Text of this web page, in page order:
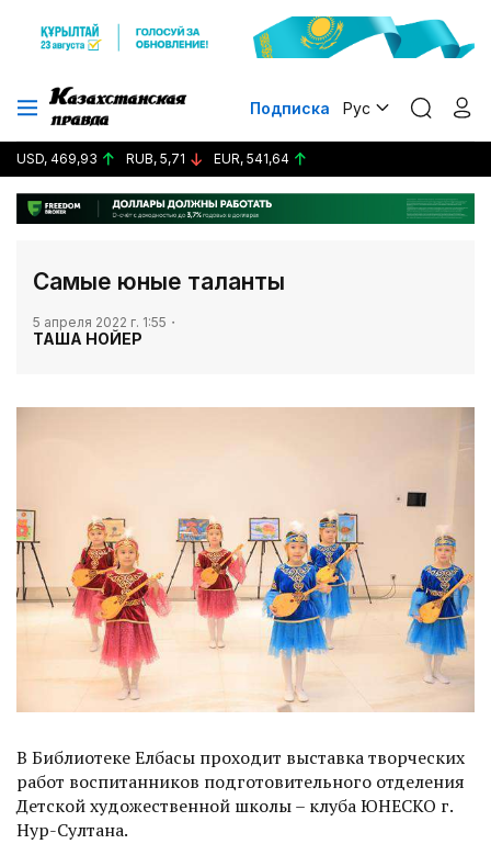
Подписка Рус
USD, 469,93 RUB, 5,71 EUR, 541,64
Самые юные таланты
5 апреля 2022 г. 1:55
ТАША НОЙЕР
В Библиотеке Елбасы проходит выставка творческих
работ воспитанников подготовительного отделения
Детской художественной школы – клуба ЮНЕСКО г.
Нур-Султана.